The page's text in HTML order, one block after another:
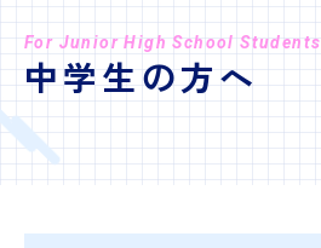
For Junior High School Students
中学生の方へ